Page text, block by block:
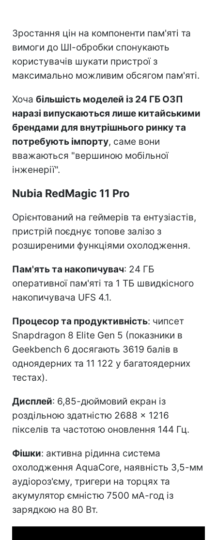
Зростання цін на компоненти пам'яті та
вимоги до ШІ-обробки спонукають
користувачів шукати пристрої з
максимально можливим обсягом пам'яті.
Хоча більшість моделей із 24 ГБ ОЗП
наразі випускаються лише китайськими
брендами для внутрішнього ринку та
потребують імпорту, саме вони
вважаються "вершиною мобільної
інженерії".
Nubia RedMagic 11 Pro
Орієнтований на геймерів та ентузіастів,
пристрій поєднує топове залізо з
розширеними функціями охолодження.
Пам'ять та накопичувач: 24 ГБ
оперативної пам'яті та 1 ТБ швидкісного
накопичувача UFS 4.1.
Процесор та продуктивність: чипсет
Snapdragon 8 Elite Gen 5 (показники в
Geekbench 6 досягають 3619 балів в
одноядерних та 11 122 у багатоядерних
тестах).
Дисплей: 6,85-дюймовий екран із
роздільною здатністю 2688 × 1216
пікселів та частотою оновлення 144 Гц.
Фішки: активна рідинна система
охолодження AquaCore, наявність 3,5-мм
аудіороз'єму, тригери на торцях та
акумулятор ємністю 7500 мА-год із
зарядкою на 80 Вт.